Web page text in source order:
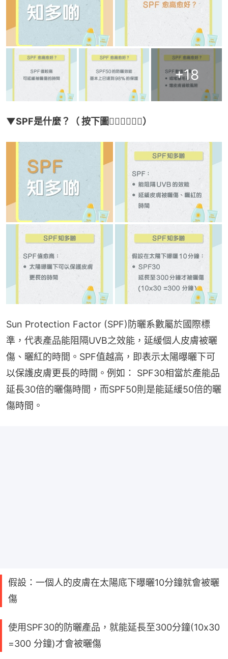
+18
▼SPF是什麼？（ 按下圖👇🏻👇🏻👇🏻）
Sun Protection Factor (SPF)防曬系數屬於國際標
準，代表產品能阻隔UVB之效能，延緩個人皮膚被曬
傷、曬紅的時間。SPF值越高，即表示太陽曝曬下可
以保護皮膚更長的時間。例如： SPF30相當於產能品
延長30倍的曬傷時間，而SPF50則是能延緩50倍的曬
傷時間。
假設：一個人的皮膚在太陽底下曝曬10分鐘就會被曬
傷
使用SPF30的防曬產品，就能延長至300分鐘(10x30
=300 分鐘)才會被曬傷